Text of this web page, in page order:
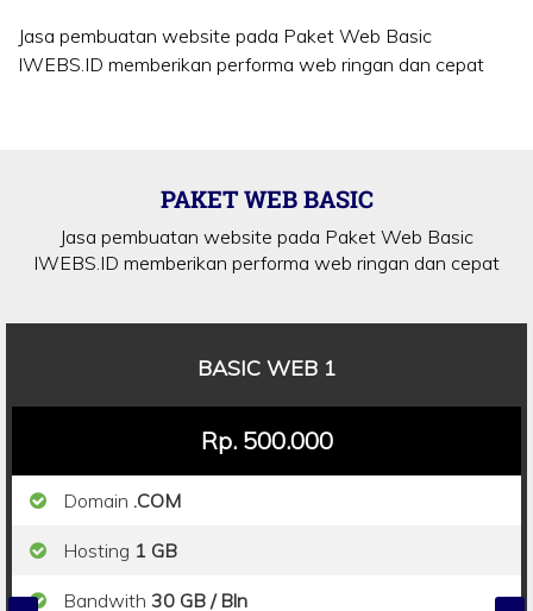
Jasa pembuatan website pada Paket Web Basic
IWEBS.ID memberikan performa web ringan dan cepat
PAKET WEB BASIC
Jasa pembuatan website pada Paket Web Basic
IWEBS.ID memberikan performa web ringan dan cepat
BASIC WEB 2
Rp. 600.000
Domain.COM
Hosting3 GB
Bandwith50 GB/Bln